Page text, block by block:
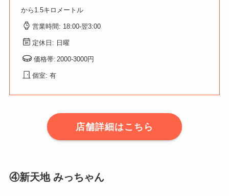
から1.5キロメートル
営業時間: 18:00-翌3:00
定休日: 日曜
価格帯: 2000-3000円
個室: 有
店舗詳細はこちら
④新天地 みっちゃん